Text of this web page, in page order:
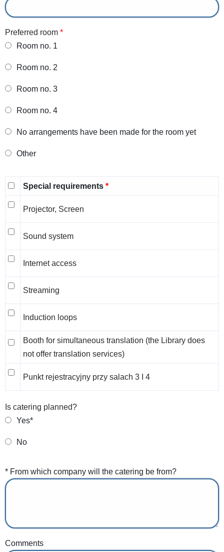
Preferred room
Room no. 1
Room no. 2
Room no. 3
Room no. 4
No arrangements have been made for the room yet
Other
Special requirements
Projector,Projector, Screen
SoundSound system
InternetInternet access
StreamingStreaming
InductionInduction loops
Booth
simultaneous
Library
does
not
services)
Booth for simultaneous translation (the Library does
not offer translation services)
Punkt
I
Punkt rejestracyjny przy salach 3 I 4
Is catering planned?
Yes*
No
* From which company will the catering be from?
Comments